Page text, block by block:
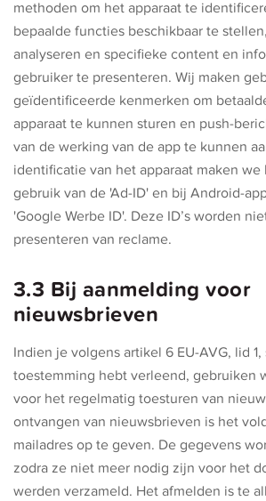
methoden om het apparaat te
bepaalde functies beschikbaar te
analyseren en specifieke content en
gebruiker te presenteren. Wij maken
geïdentificeerde kenmerken om
apparaat te kunnen sturen en push-
van de werking van de app te kunnen
identificatie van het apparaat maken we
gebruik van de 'Ad-ID' en bij Android-
'Google Werbe ID'. Deze ID’s worden
presenteren van reclame.
3.3 Bij aanmelding voor
nieuwsbrieven
Indien je volgens artikel 6 EU-AVG, lid
toestemming hebt verleend, gebruiken
voor het regelmatig toesturen van
ontvangen van nieuwsbrieven is het
mailadres op te geven. De gegevens
zodra ze niet meer nodig zijn voor het
werden verzameld. Het afmelden is te